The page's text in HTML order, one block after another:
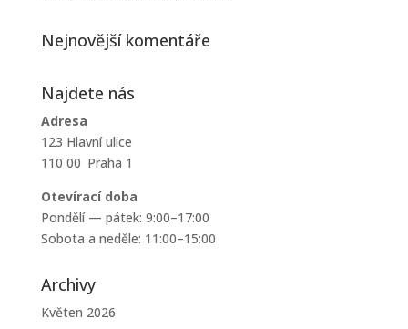
Nejnovější komentáře
Najdete nás
Adresa
123 Hlavní ulice
110 00 Praha 1
Otevírací doba
Pondělí — pátek: 9:00–17:00
Sobota a neděle: 11:00–15:00
Archivy
Květen 2026